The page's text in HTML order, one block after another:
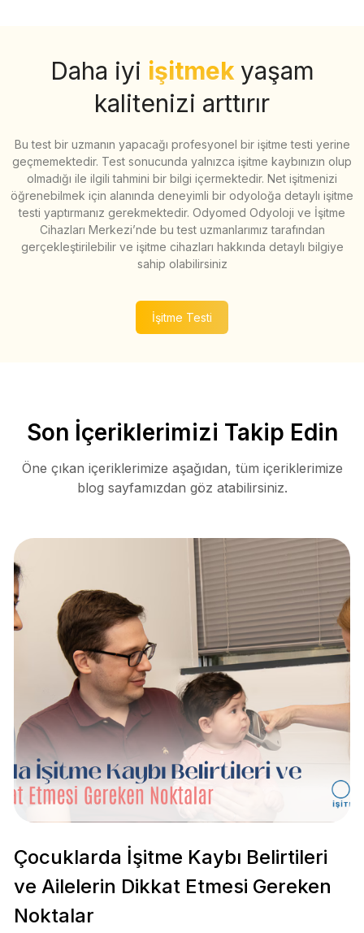
Daha iyi işitmek yaşam
kalitenizi arttırır
Bu test bir uzmanın yapacağı profesyonel bir işitme testi yerine
geçmemektedir. Test sonucunda yalnızca işitme kaybınızın olup
olmadığı ile ilgili tahmini bir bilgi içermektedir. Net işitmenizi
öğrenebilmek için alanında deneyimli bir odyoloğa detaylı işitme
testi yaptırmanız gerekmektedir. Odyomed Odyoloji ve İşitme
Cihazları Merkezi’nde bu test uzmanlarımız tarafından
gerçekleştirilebilir ve işitme cihazları hakkında detaylı bilgiye
sahip olabilirsiniz
İşitme Testi
Son İçeriklerimizi Takip Edin
Öne çıkan içeriklerimize aşağıdan, tüm içeriklerimize
blog sayfamızdan göz atabilirsiniz.
Çocuklarda İşitme Kaybı Belirtileri
ve Ailelerin Dikkat Etmesi Gereken
Noktalar